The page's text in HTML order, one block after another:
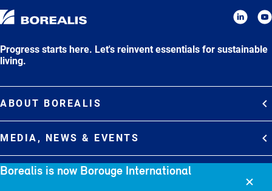
Borealis is now Borouge International
Progress starts here. Let's reinvent essentials for sustainable
living.
ABOUT BOREALIS
Commitments
MEDIA, NEWS & EVENTS
Media Contacts
DEBT INVESTOR RELATIONS